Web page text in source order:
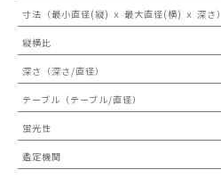
寸法（最小直径(縦) ｘ 最大直径(横) ｘ 深さ）
縦横比
深さ（深さ/直径）
テーブル（テーブル/直径）
蛍光性
鑑定機関